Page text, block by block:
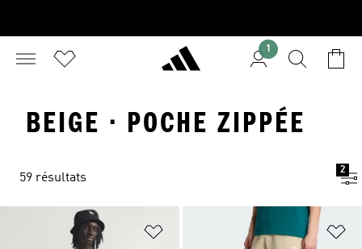
1
BEIGE · POCHE ZIPPÉE
59 résultats
2
Ajouter à la Liste de produits